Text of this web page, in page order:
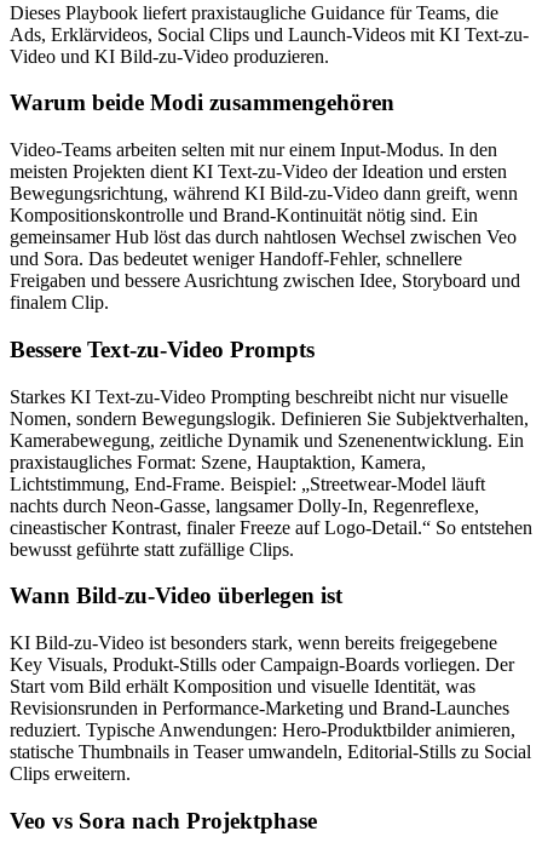
Dieses Playbook liefert praxistaugliche Guidance für Teams, die
Ads, Erklärvideos, Social Clips und Launch-Videos mit KI Text-zu-
Video und KI Bild-zu-Video produzieren.
Warum beide Modi zusammengehören
Video-Teams arbeiten selten mit nur einem Input-Modus. In den
meisten Projekten dient KI Text-zu-Video der Ideation und ersten
Bewegungsrichtung, während KI Bild-zu-Video dann greift, wenn
Kompositionskontrolle und Brand-Kontinuität nötig sind. Ein
gemeinsamer Hub löst das durch nahtlosen Wechsel zwischen Veo
und Sora. Das bedeutet weniger Handoff-Fehler, schnellere
Freigaben und bessere Ausrichtung zwischen Idee, Storyboard und
finalem Clip.
Bessere Text-zu-Video Prompts
Starkes KI Text-zu-Video Prompting beschreibt nicht nur visuelle
Nomen, sondern Bewegungslogik. Definieren Sie Subjektverhalten,
Kamerabewegung, zeitliche Dynamik und Szenenentwicklung. Ein
praxistaugliches Format: Szene, Hauptaktion, Kamera,
Lichtstimmung, End-Frame. Beispiel: „Streetwear-Model läuft
nachts durch Neon-Gasse, langsamer Dolly-In, Regenreflexe,
cineastischer Kontrast, finaler Freeze auf Logo-Detail.“ So entstehen
bewusst geführte statt zufällige Clips.
Wann Bild-zu-Video überlegen ist
KI Bild-zu-Video ist besonders stark, wenn bereits freigegebene
Key Visuals, Produkt-Stills oder Campaign-Boards vorliegen. Der
Start vom Bild erhält Komposition und visuelle Identität, was
Revisionsrunden in Performance-Marketing und Brand-Launches
reduziert. Typische Anwendungen: Hero-Produktbilder animieren,
statische Thumbnails in Teaser umwandeln, Editorial-Stills zu Social
Clips erweitern.
Veo vs Sora nach Projektphase